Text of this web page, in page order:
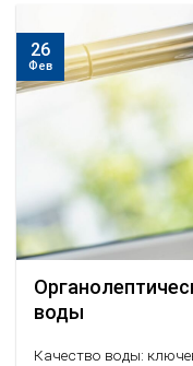
воды
Качество воды:
26
Фев